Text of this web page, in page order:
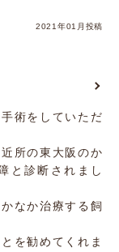
2021年01月投稿
術をしていただ
所の東大阪のか
と診断されまし
なか治療する飼
を勧めてくれま